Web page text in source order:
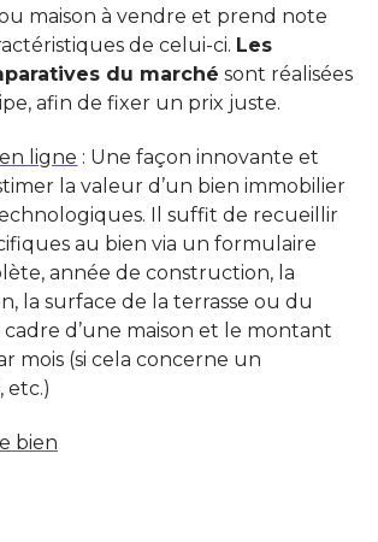
maison à vendre et prend note
de celui-ci. Les
du marché sont réalisées
afin de fixer un prix juste.
ligne : Une façon innovante et
la valeur d’un bien immobilier
Il suffit de recueillir
au bien via un formulaire
année de construction, la
la surface de la terrasse ou du
d’une maison et le montant
mois (si cela concerne un
etc.)
bien